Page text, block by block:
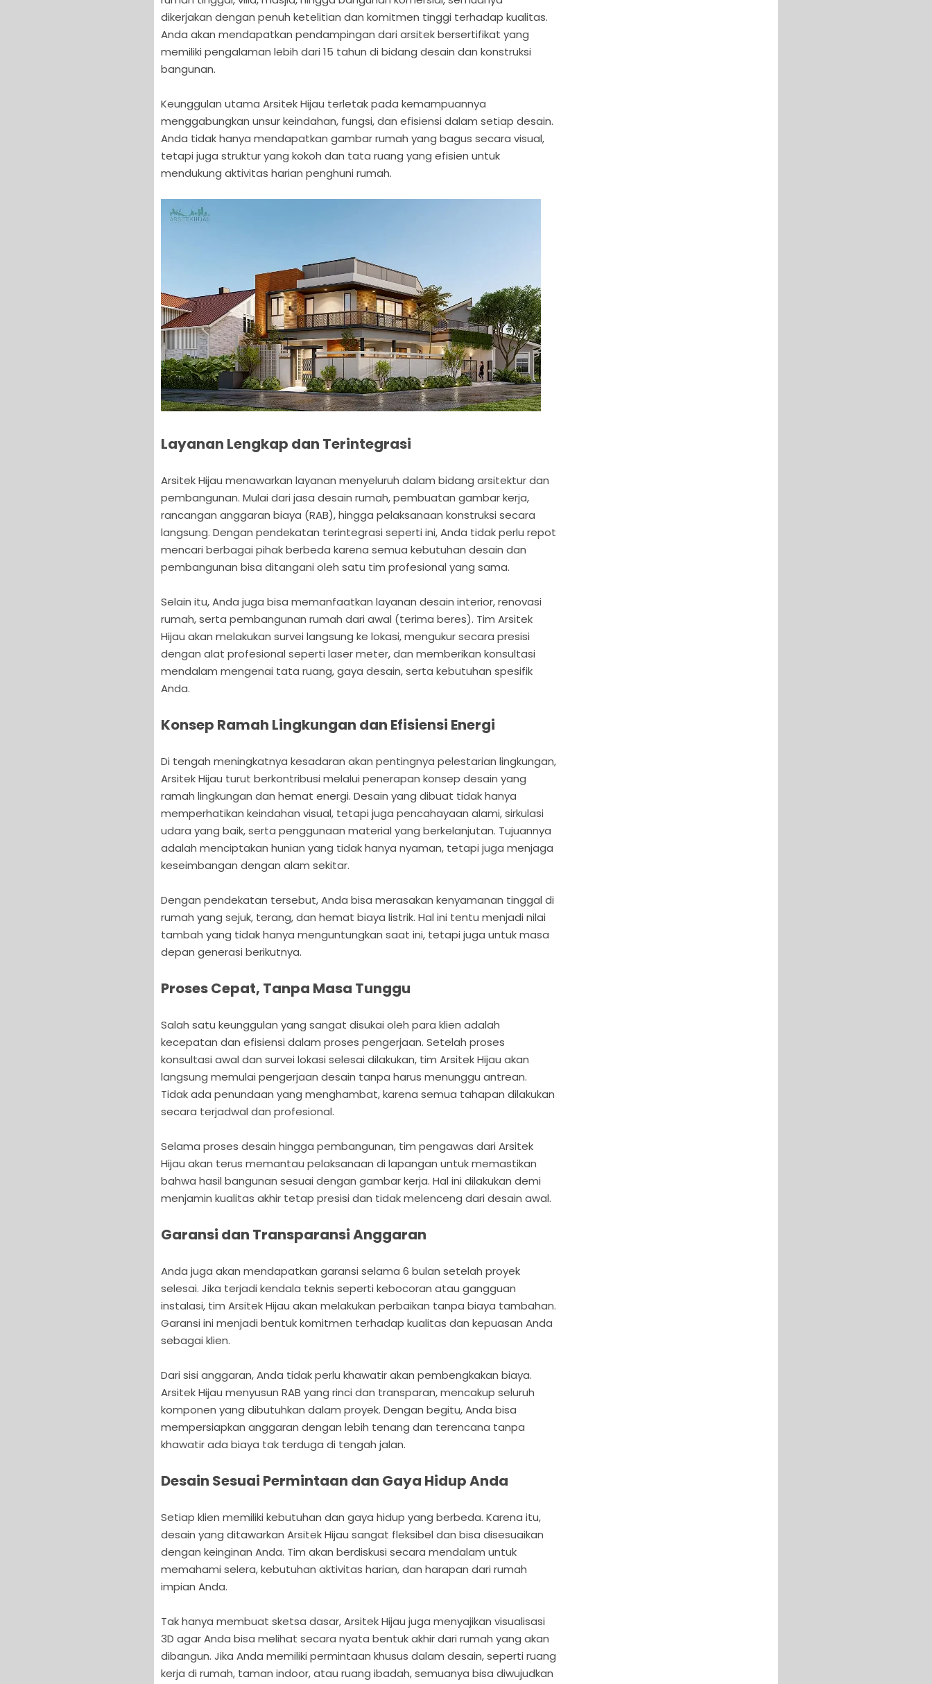
dikerjakan dengan penuh ketelitian dan komitmen tinggi terhadap kualitas.
Anda akan mendapatkan pendampingan dari arsitek bersertifikat yang
memiliki pengalaman lebih dari 15 tahun di bidang desain dan konstruksi
bangunan.
Keunggulan utama Arsitek Hijau terletak pada kemampuannya
menggabungkan unsur keindahan, fungsi, dan efisiensi dalam setiap desain.
Anda tidak hanya mendapatkan gambar rumah yang bagus secara visual,
tetapi juga struktur yang kokoh dan tata ruang yang efisien untuk
mendukung aktivitas harian penghuni rumah.
Layanan Lengkap dan Terintegrasi
Arsitek Hijau menawarkan layanan menyeluruh dalam bidang arsitektur dan
pembangunan. Mulai dari jasa desain rumah, pembuatan gambar kerja,
rancangan anggaran biaya (RAB), hingga pelaksanaan konstruksi secara
langsung. Dengan pendekatan terintegrasi seperti ini, Anda tidak perlu repot
mencari berbagai pihak berbeda karena semua kebutuhan desain dan
pembangunan bisa ditangani oleh satu tim profesional yang sama.
Selain itu, Anda juga bisa memanfaatkan layanan desain interior, renovasi
rumah, serta pembangunan rumah dari awal (terima beres). Tim Arsitek
Hijau akan melakukan survei langsung ke lokasi, mengukur secara presisi
dengan alat profesional seperti laser meter, dan memberikan konsultasi
mendalam mengenai tata ruang, gaya desain, serta kebutuhan spesifik
Anda.
Konsep Ramah Lingkungan dan Efisiensi Energi
Di tengah meningkatnya kesadaran akan pentingnya pelestarian lingkungan,
Arsitek Hijau turut berkontribusi melalui penerapan konsep desain yang
ramah lingkungan dan hemat energi. Desain yang dibuat tidak hanya
memperhatikan keindahan visual, tetapi juga pencahayaan alami, sirkulasi
udara yang baik, serta penggunaan material yang berkelanjutan. Tujuannya
adalah menciptakan hunian yang tidak hanya nyaman, tetapi juga menjaga
keseimbangan dengan alam sekitar.
Dengan pendekatan tersebut, Anda bisa merasakan kenyamanan tinggal di
rumah yang sejuk, terang, dan hemat biaya listrik. Hal ini tentu menjadi nilai
tambah yang tidak hanya menguntungkan saat ini, tetapi juga untuk masa
depan generasi berikutnya.
Proses Cepat, Tanpa Masa Tunggu
Salah satu keunggulan yang sangat disukai oleh para klien adalah
kecepatan dan efisiensi dalam proses pengerjaan. Setelah proses
konsultasi awal dan survei lokasi selesai dilakukan, tim Arsitek Hijau akan
langsung memulai pengerjaan desain tanpa harus menunggu antrean.
Tidak ada penundaan yang menghambat, karena semua tahapan dilakukan
secara terjadwal dan profesional.
Selama proses desain hingga pembangunan, tim pengawas dari Arsitek
Hijau akan terus memantau pelaksanaan di lapangan untuk memastikan
bahwa hasil bangunan sesuai dengan gambar kerja. Hal ini dilakukan demi
menjamin kualitas akhir tetap presisi dan tidak melenceng dari desain awal.
Garansi dan Transparansi Anggaran
Anda juga akan mendapatkan garansi selama 6 bulan setelah proyek
selesai. Jika terjadi kendala teknis seperti kebocoran atau gangguan
instalasi, tim Arsitek Hijau akan melakukan perbaikan tanpa biaya tambahan.
Garansi ini menjadi bentuk komitmen terhadap kualitas dan kepuasan Anda
sebagai klien.
Dari sisi anggaran, Anda tidak perlu khawatir akan pembengkakan biaya.
Arsitek Hijau menyusun RAB yang rinci dan transparan, mencakup seluruh
komponen yang dibutuhkan dalam proyek. Dengan begitu, Anda bisa
mempersiapkan anggaran dengan lebih tenang dan terencana tanpa
khawatir ada biaya tak terduga di tengah jalan.
Desain Sesuai Permintaan dan Gaya Hidup Anda
Setiap klien memiliki kebutuhan dan gaya hidup yang berbeda. Karena itu,
desain yang ditawarkan Arsitek Hijau sangat fleksibel dan bisa disesuaikan
dengan keinginan Anda. Tim akan berdiskusi secara mendalam untuk
memahami selera, kebutuhan aktivitas harian, dan harapan dari rumah
impian Anda.
Tak hanya membuat sketsa dasar, Arsitek Hijau juga menyajikan visualisasi
3D agar Anda bisa melihat secara nyata bentuk akhir dari rumah yang akan
dibangun. Jika Anda memiliki permintaan khusus dalam desain, seperti ruang
kerja di rumah, taman indoor, atau ruang ibadah, semuanya bisa diwujudkan